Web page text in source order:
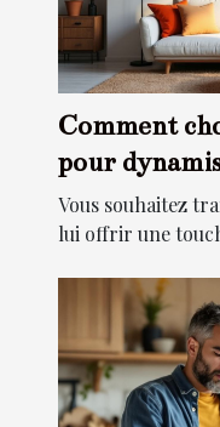
Comment
pour
Vous souhaitez
lui offrir une